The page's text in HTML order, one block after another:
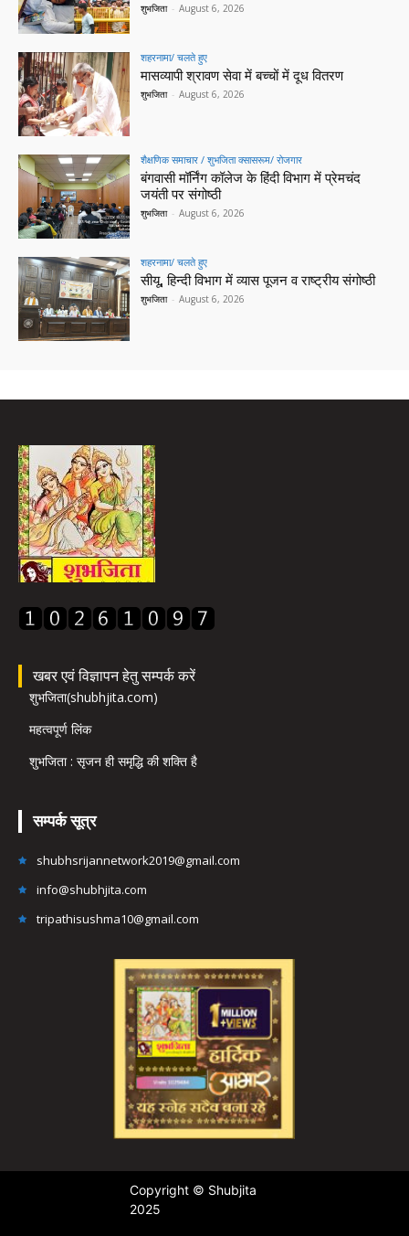
शुभजिता - August 6, 2026
शहरनामा/ चलते हुए
मासव्यापी श्रावण सेवा में बच्चों में दूध वितरण
शुभजिता - August 6, 2026
शैक्षणिक समाचार / शुभजिता क्सासरूम/ रोजगार
बंगवासी मॉर्निंग कॉलेज के हिंदी विभाग में प्रेमचंद
जयंती पर संगोष्ठी
शुभजिता - August 6, 2026
शहरनामा/ चलते हुए
सीयू, हिन्दी विभाग में व्यास पूजन व राष्ट्रीय संगोष्ठी
शुभजिता - August 6, 2026
खबर एवं विज्ञापन हेतु सम्पर्क करें
शुभजिता(shubhjita.com)
महत्वपूर्ण लिंक
शुभजिता : सृजन ही समृद्धि की शक्ति है
सम्पर्क सूत्र
shubhsrijannetwork2019@gmail.com
info@shubhjita.com
tripathisushma10@gmail.com
Copyright © Shubjita
2025